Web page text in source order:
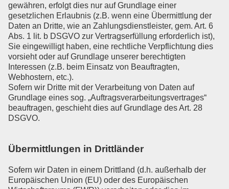
gewähren, erfolgt dies nur auf Grundlage einer
gesetzlichen Erlaubnis (z.B. wenn eine Übermittlung der
Daten an Dritte, wie an Zahlungsdienstleister, gem. Art. 6
Abs. 1 lit. b DSGVO zur Vertragserfüllung erforderlich ist),
Sie eingewilligt haben, eine rechtliche Verpflichtung dies
vorsieht oder auf Grundlage unserer berechtigten
Interessen (z.B. beim Einsatz von Beauftragten,
Webhostern, etc.).
Sofern wir Dritte mit der Verarbeitung von Daten auf
Grundlage eines sog. „Auftragsverarbeitungsvertrages“
beauftragen, geschieht dies auf Grundlage des Art. 28
DSGVO.
Übermittlungen in Drittländer
Sofern wir Daten in einem Drittland (d.h. außerhalb der
Europäischen Union (EU) oder des Europäischen